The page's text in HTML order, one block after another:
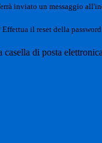
inviato un messaggio
il reset della
di posta